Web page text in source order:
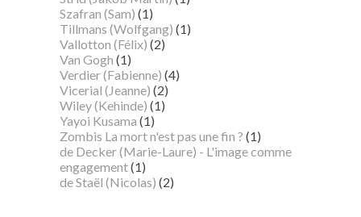
Szafran (Sam) (1)
Tillmans (Wolfgang) (1)
Vallotton (Félix) (2)
Van Gogh (1)
Verdier (Fabienne) (4)
Vicerial (Jeanne) (2)
Wiley (Kehinde) (1)
Yayoi Kusama (1)
Zombis La mort n'est pas une fin ? (1)
de Decker (Marie-Laure) - L'image comme
engagement(1)
de Staël (Nicolas) (2)